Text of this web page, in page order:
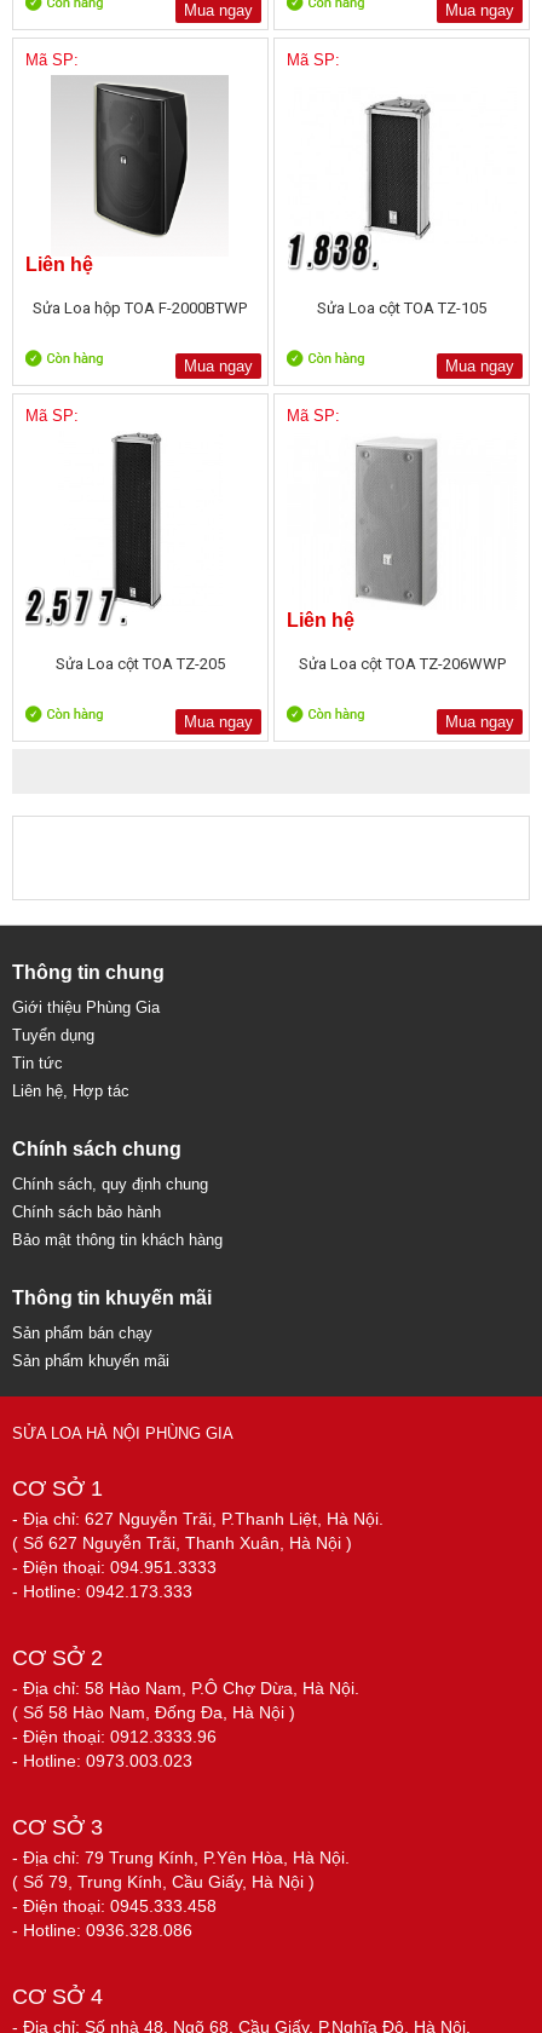
Mua ngay Mua ngay
Mã SP:
Liên hệ
Sửa Loa hộp TOA F-2000BTWP
Mua ngay
Mã SP:
Sửa Loa cột TOA TZ-105
Mua ngay
Mã SP:
Sửa Loa cột TOA TZ-205
Mua ngay
Mã SP:
Liên hệ
Sửa Loa cột TOA TZ-206WWP
Mua ngay
Thông tin chung
Giới thiệu Phùng Gia
Tuyển dụng
Tin tức
Liên hệ, Hợp tác
Chính sách chung
Chính sách, quy định chung
Chính sách bảo hành
Bảo mật thông tin khách hàng
Thông tin khuyến mãi
Sản phẩm bán chạy
Sản phẩm khuyến mãi
SỬA LOA HÀ NỘI PHÙNG GIA
CƠ SỞ 1
- Địa chỉ: 627 Nguyễn Trãi, P.Thanh Liệt, Hà Nội.
( Số 627 Nguyễn Trãi, Thanh Xuân, Hà Nội )
- Điện thoại: 094.951.3333
- Hotline: 0942.173.333
CƠ SỞ 2
- Địa chỉ: 58 Hào Nam, P.Ô Chợ Dừa, Hà Nội.
( Số 58 Hào Nam, Đống Đa, Hà Nội )
- Điện thoại: 0912.3333.96
- Hotline: 0973.003.023
CƠ SỞ 3
- Địa chỉ: 79 Trung Kính, P.Yên Hòa, Hà Nội.
( Số 79, Trung Kính, Cầu Giấy, Hà Nội )
- Điện thoại: 0945.333.458
- Hotline: 0936.328.086
CƠ SỞ 4
- Địa chỉ: Số nhà 48, Ngõ 68, Cầu Giấy, P.Nghĩa Đô, Hà Nội.